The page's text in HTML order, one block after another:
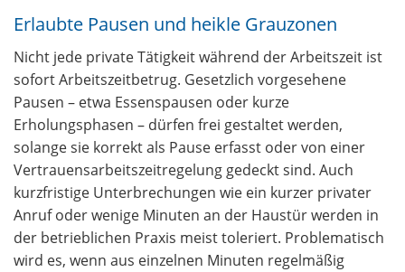
Erlaubte Pausen und heikle Grauzonen
Nicht jede private Tätigkeit während der Arbeitszeit ist
sofort Arbeitszeitbetrug. Gesetzlich vorgesehene
Pausen – etwa Essenspausen oder kurze
Erholungsphasen – dürfen frei gestaltet werden,
solange sie korrekt als Pause erfasst oder von einer
Vertrauensarbeitszeitregelung gedeckt sind. Auch
kurzfristige Unterbrechungen wie ein kurzer privater
Anruf oder wenige Minuten an der Haustür werden in
der betrieblichen Praxis meist toleriert. Problematisch
wird es, wenn aus einzelnen Minuten regelmäßig